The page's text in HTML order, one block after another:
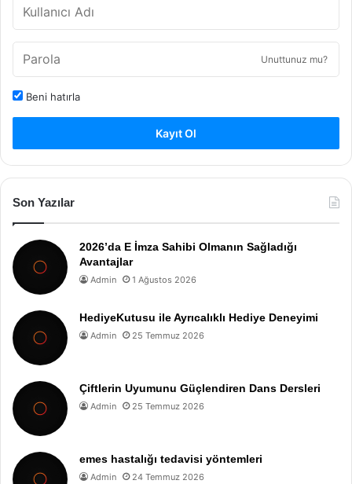
Unuttunuz mu?
Beni hatırla
Kayıt Ol
Son Yazılar
2026’da E İmza Sahibi Olmanın Sağladığı
Avantajlar
Admin 1 Ağustos 2026
HediyeKutusu ile Ayrıcalıklı Hediye Deneyimi
Admin 25 Temmuz 2026
Çiftlerin Uyumunu Güçlendiren Dans Dersleri
Admin 25 Temmuz 2026
emes hastalığı tedavisi yöntemleri
Admin 24 Temmuz 2026